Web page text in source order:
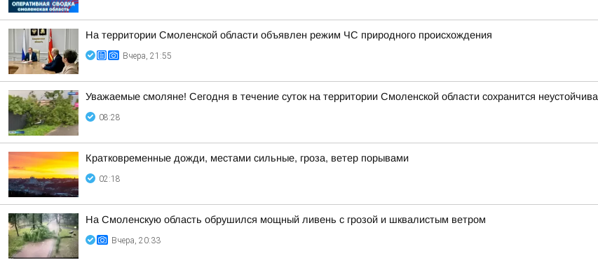
На территории Смоленской области объявлен режим ЧС природного происхождения
Вчера, 21:55
Уважаемые смоляне! Сегодня в течение суток на территории Смоленской области сохранится
08:28
Кратковременные дожди, местами сильные, гроза, ветер порывами
02:18
На Смоленскую область обрушился мощный ливень с грозой и шквалистым ветром
Вчера, 20:33